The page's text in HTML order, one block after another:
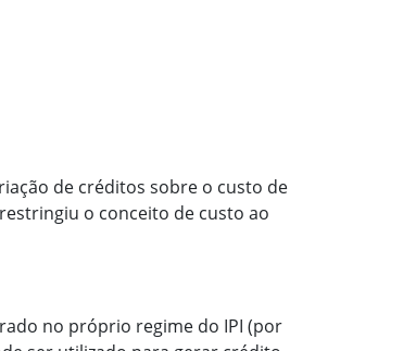
de créditos sobre o custo de
o conceito de custo ao
no próprio regime do IPI (por